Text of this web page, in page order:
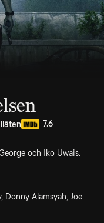
7.6
och Iko Uwais.
Donny Alamsyah, Joe